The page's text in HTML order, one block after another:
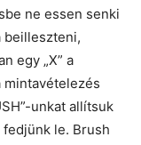
ne essen senki
beilleszteni,
egy „X” a
mintavételezés
unkat allítsuk
le. Brush